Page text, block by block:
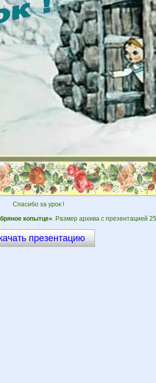
Спасибо за урок !
копытце». Размер архива с презентацией
презентацию